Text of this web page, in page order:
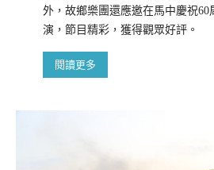
外，故鄉樂團還應邀在馬中慶祝60
演，節目精彩，獲得觀眾好評。
閱讀更多